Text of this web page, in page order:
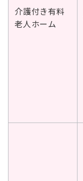
介護付き有料
老人ホーム